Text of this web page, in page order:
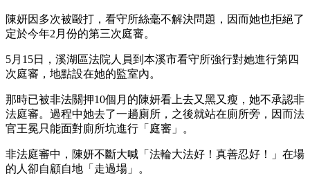
陳妍因多次被毆打，看守所絲毫不解決問題，因而她也拒絕了
定於今年2月份的第三次庭審。
5月15日，溪湖區法院人員到本溪市看守所強行對她進行第四
次庭審，地點設在她的監室內。
那時已被非法關押10個月的陳妍看上去又黑又瘦，她不承認非
法庭審。過程中她去了一趟廁所，之後就站在廁所旁，因而法
官王冕只能面對廁所坑進行「庭審」。
非法庭審中，陳妍不斷大喊「法輪大法好！真善忍好！」在場
的人卻自顧自地「走過場」。